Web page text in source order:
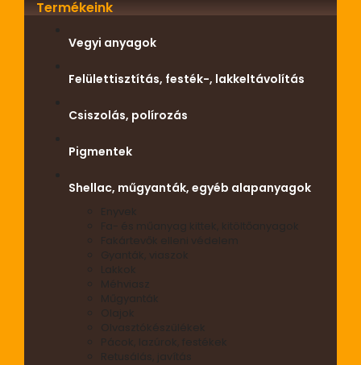
Termékeink
Vegyi anyagok
Felülettisztítás, festék-, lakkeltávolítás
Csiszolás, polírozás
Pigmentek
Shellac, műgyanták, egyéb alapanyagok
Enyvek
Fa- és műanyag kittek, kitöltőanyagok
Fakártevők elleni védelem
Gyanták, viaszok
Lakkok
Méhviasz
Műgyanták
Olajok
Olvasztókészülékek
Pácok, lazúrok, festékek
Retusálás, javítás